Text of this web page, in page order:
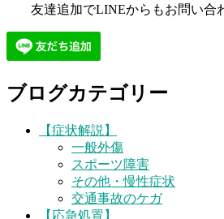
友達追加でLINEからもお問い合
ブログカテゴリー
【症状解説】
一般外傷
スポーツ障害
その他・慢性症状
交通事故のケガ
【応急処置】